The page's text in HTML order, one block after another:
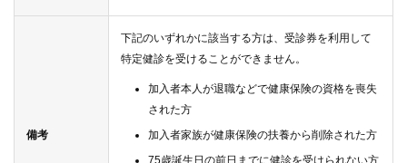
備考
下記のいずれかに該当する方は、受診券を利用して
特定健診を受けることができません。
加入者本人が退職などで健康保険の資格を喪失
された方
加入者家族が健康保険の扶養から削除された方
75歳誕生日の前日までに健診を受けられない方